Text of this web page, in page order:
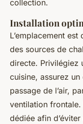
collection.
Installation
L’emplacement
des sources de
directe. Privilégiez
cuisine, assurez
passage de l’air,
ventilation
dédiée afin